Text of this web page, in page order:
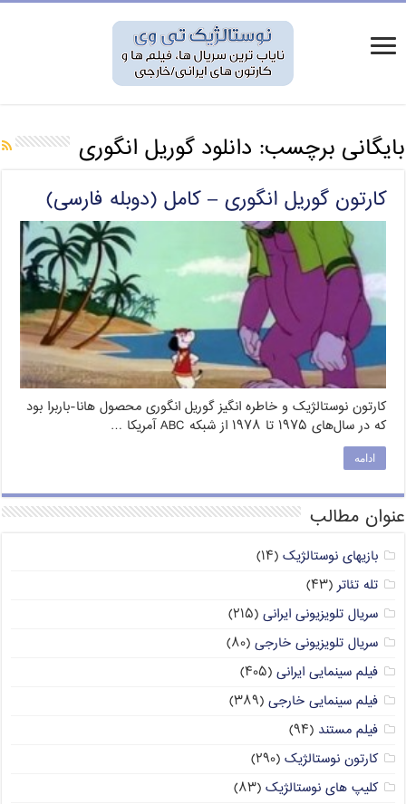
بایگانی برچسب: دانلود گوریل انگوری
کارتون گوریل انگوری – کامل (دوبله فارسی)
کارتون نوستالژیک و خاطره انگیز گوریل انگوری محصول هانا-باربرا بود
که در سال‌های ۱۹۷۵ تا ۱۹۷۸ از شبکه ABC آمریکا …
ادامه
عنوان مطالب
بازیهای نوستالژیک (۱۴)
تله تئاتر(۴۳)
سریال تلویزیونی ایرانی (۲۱۵)
سریال تلویزیونی خارجی (۸۰)
فیلم سینمایی ایرانی (۴۰۵)
فیلم سینمایی خارجی (۳۸۹)
فیلم مستند (۹۴)
کارتون نوستالژیک (۲۹۰)
کلیپ های نوستالژیک (۸۳)